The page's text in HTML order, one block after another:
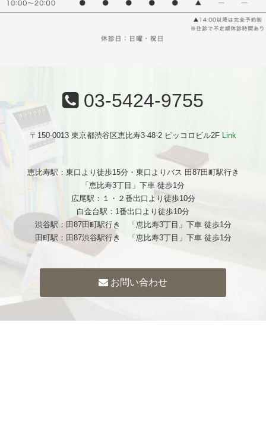
03-5424-9755
〒150-0013 東京都渋谷区恵比寿3-48-2 ピッコロビル2F Link
恵比寿駅：東口より徒歩15分・東口よりバス 田87田町駅行き
「恵比寿3丁目」下車 徒歩1分
広尾駅：１・２番出口より徒歩10分
白金台駅：1番出口より徒歩10分
渋谷駅：田87田町駅行き 「恵比寿3丁目」下車 徒歩1分
田町駅：田87渋谷駅行き 「恵比寿3丁目」下車 徒歩1分
お問い合わせ